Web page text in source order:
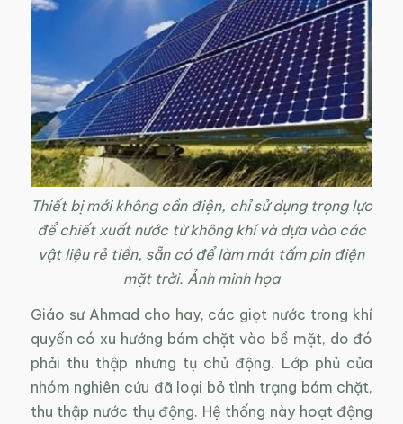
Thiết bị mới không cần điện, chỉ sử dụng trọng lực
để chiết xuất nước từ không khí và dựa vào các
vật liệu rẻ tiền, sẵn có để làm mát tấm pin điện
mặt trời. Ảnh minh họa
Giáo sư Ahmad cho hay, các giọt nước trong khí
quyển có xu hướng bám chặt vào bề mặt, do đó
phải thu thập nhưng tụ chủ động. Lớp phủ của
nhóm nghiên cứu đã loại bỏ tình trạng bám chặt,
thu thập nước thụ động. Hệ thống này hoạt động